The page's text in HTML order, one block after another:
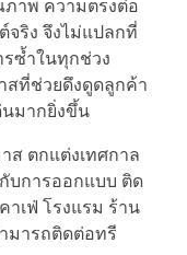
าพ ความตรงต่อ
จริง จึงไม่แปลกที่
ซ้ำในทุกช่วง
สที่ช่วยดึงดูดลูกค้า
มากยิ่งขึ้น
ส ตกแต่งเทศกาล
บการออกแบบ ติด
เฟ่ โรงแรม ร้าน
มารถติดต่อทรี